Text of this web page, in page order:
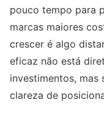
pouco tempo para
marcas maiores
crescer é algo
eficaz não está
investimentos, mas
clareza de